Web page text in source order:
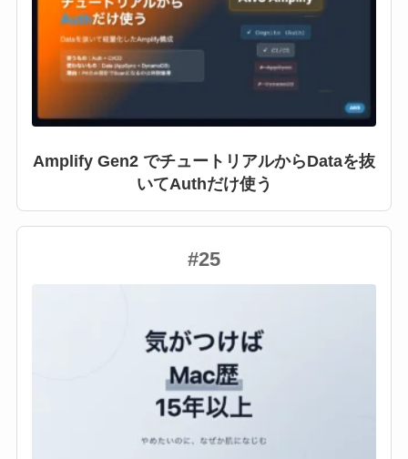
Amplify Gen2 でチュートリアルからDataを抜
いてAuthだけ使う
#25